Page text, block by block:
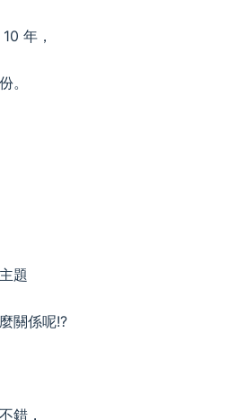
年，
。
題
關係呢!?
錯，